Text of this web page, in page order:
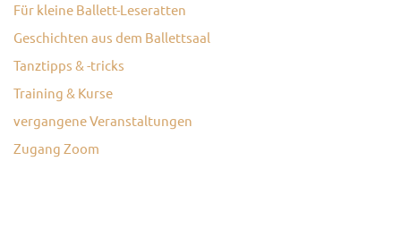
Für kleine Ballett-Leseratten
Geschichten aus dem Ballettsaal
Tanztipps & -tricks
Training & Kurse
vergangene Veranstaltungen
Zugang Zoom